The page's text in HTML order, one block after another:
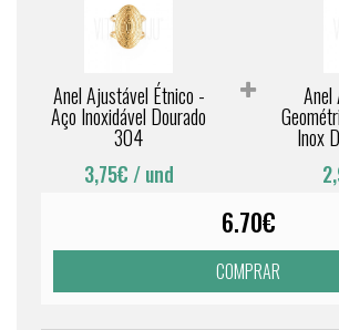
Anel Ajustável Étnico -
Aço Inoxidável Dourado
304
3,75€ / und
Anel
Inox
6.70€
COMPRAR